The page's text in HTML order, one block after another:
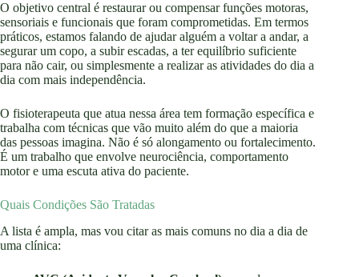
O objetivo central é restaurar ou compensar funções motoras,
sensoriais e funcionais que foram comprometidas. Em termos
práticos, estamos falando de ajudar alguém a voltar a andar, a
segurar um copo, a subir escadas, a ter equilíbrio suficiente
para não cair, ou simplesmente a realizar as atividades do dia a
dia com mais independência.
O fisioterapeuta que atua nessa área tem formação específica e
trabalha com técnicas que vão muito além do que a maioria
das pessoas imagina. Não é só alongamento ou fortalecimento.
É um trabalho que envolve neurociência, comportamento
motor e uma escuta ativa do paciente.
Quais Condições São Tratadas
A lista é ampla, mas vou citar as mais comuns no dia a dia de
uma clínica: